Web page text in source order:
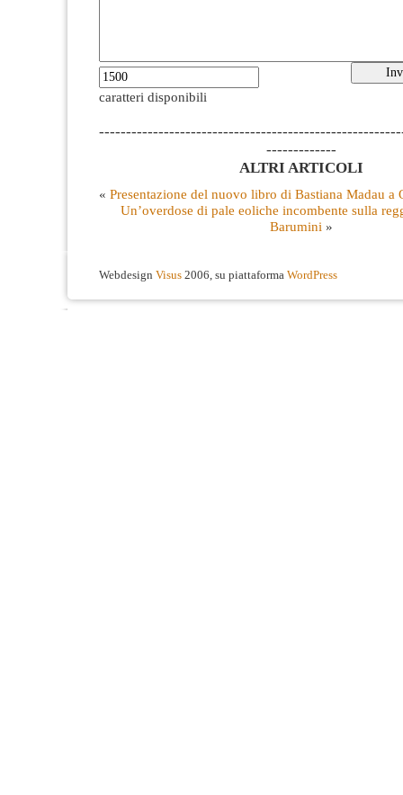
caratteri disponibili
-------------
ALTRI ARTICOLI
« Presentazione del nuovo libro di Bastiana Madau a
Un’overdose di pale eoliche incombente sulla
Barumini »
Webdesign Visus 2006, su piattaforma WordPress